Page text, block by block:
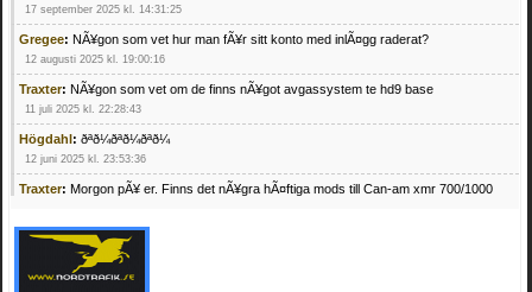
17 september 2025 kl. 14:31:25
Gregee: NÃ¥gon som vet hur man fÃ¥r sitt konto med inlÃ¤gg raderat?
12 augusti 2025 kl. 19:00:16
Traxter: NÃ¥gon som vet om de finns nÃ¥got avgassystem te hd9 base
11 juli 2025 kl. 22:28:43
Högdahl: ðªð¼ðªð¼ðªð¼
12 juni 2025 kl. 23:53:36
Traxter: Morgon pÃ¥ er. Finns det nÃ¥gra hÃ¤ftiga mods till Can-am xmr 700/1000
Mrhandsome:SÃ¶ker defekta/trasiga fyrhjulingar. Jag betalar bra och du kan nÃ¥ mig
pÃ¥ 0709955029 eller hv.alexandersson@gmail.com ifall du har en som du vill sÃ¤lja
mvh Hugo